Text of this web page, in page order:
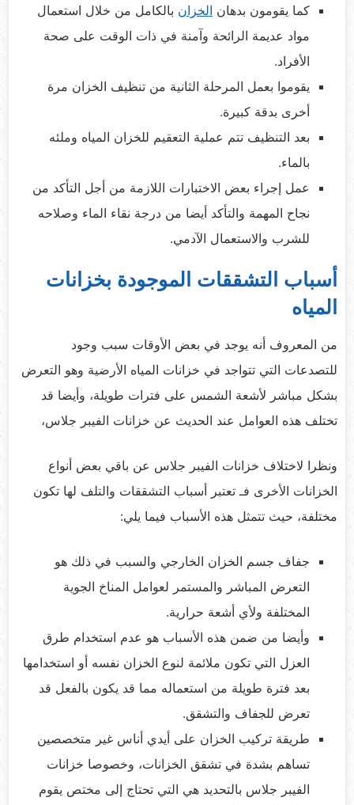
كما يقومون بدهان الخزان بالكامل من خلال استعمال
مواد عديمة الرائحة وآمنة في ذات الوقت على صحة
الأفراد.
يقوموا بعمل المرحلة الثانية من تنظيف الخزان مرة
أخرى بدقة كبيرة.
بعد التنظيف تتم عملية التعقيم للخزان المياه وملئه
بالماء.
عمل إجراء بعض الاختبارات اللازمة من أجل التأكد من
نجاح المهمة والتأكد أيضا من درجة نقاء الماء وصلاحه
للشرب والاستعمال الآدمي.
أسباب التشققات الموجودة بخزانات
المياه
من المعروف أنه يوجد في بعض الأوقات سبب وجود
للتصدعات التي تتواجد في خزانات المياه الأرضية وهو التعرض
بشكل مباشر لأشعة الشمس على فترات طويلة، وأيضا قد
تختلف هذه العوامل عند الحديث عن خزانات الفيبر جلاس،
ونظرا لاختلاف خزانات الفيبر جلاس عن باقي بعض أنواع
الخزانات الأخرى فـ تعتبر أسباب التشققات والتلف لها تكون
مختلفة، حيث تتمثل هذه الأسباب فيما يلي:
جفاف جسم الخزان الخارجي والسبب في ذلك هو
التعرض المباشر والمستمر لعوامل المناخ الجوية
المختلفة ولأي أشعة حرارية.
وأيضا من ضمن هذه الأسباب هو عدم استخدام طرق
العزل التي تكون ملائمة لنوع الخزان نفسه أو استخدامها
بعد فترة طويلة من استعماله مما قد يكون بالفعل قد
تعرض للجفاف والتشقق.
طريقة تركيب الخزان على أيدي أناس غير متخصصين
تساهم بشدة في تشقق الخزانات، وخصوصا خزانات
الفيبر جلاس بالتحديد هي التي تحتاج إلى مختص يقوم